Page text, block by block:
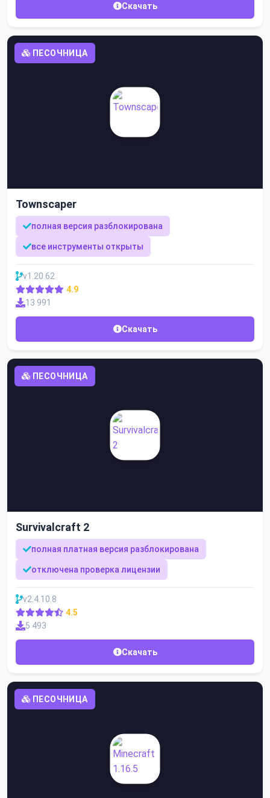
Скачать
ПЕСОЧНИЦА
Townscaper
полная версия разблокирована
все инструменты открыты
v1.20.62
4.9
13 991
Скачать
ПЕСОЧНИЦА
Survivalcraft 2
полная платная версия разблокирована
отключена проверка лицензии
v2.4.10.8
4.5
5 493
Скачать
ПЕСОЧНИЦА